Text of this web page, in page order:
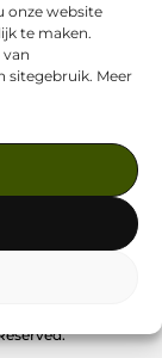
onze website
te maken.
sitegebruik. Meer
en waardevolle
je leesavontuur